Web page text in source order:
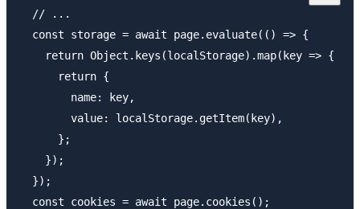
  // ...
  const storage = await page.evaluate(() => {
    return Object.keys(localStorage).map(key => {
      return {
        name: key,
        value: localStorage.getItem(key),
      };
    });
  });
  const cookies = await page.cookies();